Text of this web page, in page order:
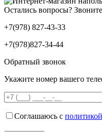
Остались вопросы?
+7(978) 827-43-33
+7(978)827-34-44
Обратный звонок
Укажите номер вашего
Соглашаюсь с